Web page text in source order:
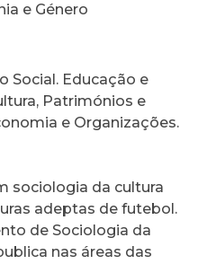
e Género
Social. Educação e
Patrimónios e
e Organizações.
sociologia da cultura
adeptas de futebol.
de Sociologia da
nas áreas das